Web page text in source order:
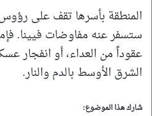
المنطقة بأسرها تقف على رؤوس
ستسفر عنه مفاوضات فيينا.
عقوداً من العداء، أو انفجار
الشرق الأوسط بالدم والنار.
شارك هذا الموضوع: